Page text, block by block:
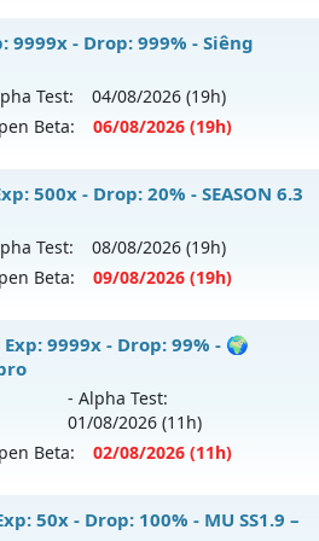
https://muhoalong.pro
máy chủ https://facebook.com/
9999x - Drop: 999% - Siêng
Test: 04/08/2026 (19h)
Beta: 06/08/2026 (19h)
Nên Tất Cả
Mở máy chủHuyền Giới
mới
500x - Drop: 20% - SEASON 6.3
Test: 08/08/2026 (19h)
Beta: 09/08/2026 (19h)
CLASSIC
máy chủ
THIÊN MỆNH
Exp: 9999x - Drop: 99% - 🌍
- Alpha Test:
01/08/2026 (11h)
Beta: 02/08/2026 (11h)
https://muhoalong.pro
50x - Drop: 100% - MU SS1.9 –